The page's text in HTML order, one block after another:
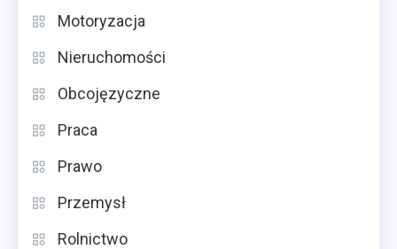
Motoryzacja
Nieruchomości
Obcojęzyczne
Praca
Prawo
Przemysł
Rolnictwo